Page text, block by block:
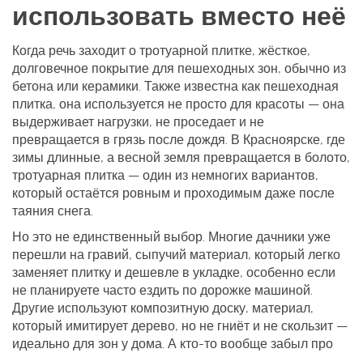
использовать вместо неё
Когда речь заходит о тротуарной плитке, жёсткое,
долговечное покрытие для пешеходных зон, обычно из
бетона или керамики. Также известна как пешеходная
плитка, она используется не просто для красоты — она
выдерживает нагрузки, не проседает и не
превращается в грязь после дождя. В Красноярске, где
зимы длинные, а весной земля превращается в болото,
тротуарная плитка — один из немногих вариантов,
который остаётся ровным и проходимым даже после
таяния снега.
Но это не единственный выбор. Многие дачники уже
перешли на гравий, сыпучий материал, который легко
заменяет плитку и дешевле в укладке, особенно если
не планируете часто ездить по дорожке машиной.
Другие используют композитную доску, материал,
который имитирует дерево, но не гниёт и не скользит —
идеально для зон у дома. А кто-то вообще забыл про